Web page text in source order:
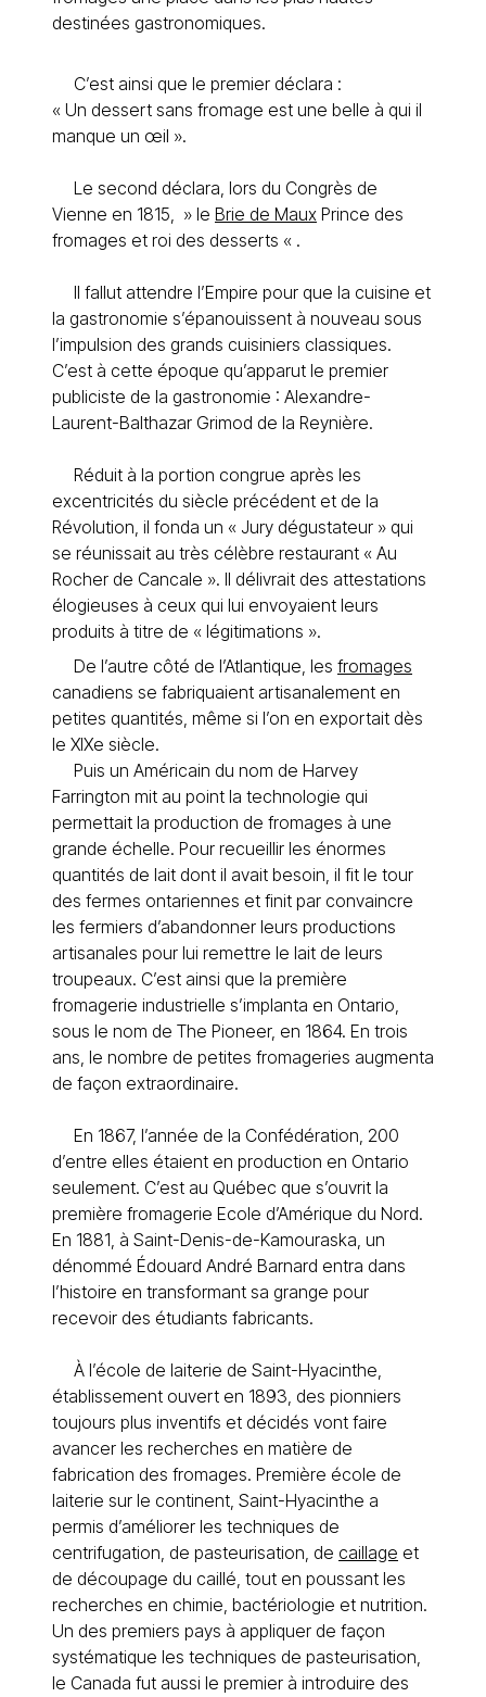
destinées gastronomiques.
C’est ainsi que le premier déclara :
« Un dessert sans fromage est une belle à qui il
manque un œil ».
Le second déclara, lors du Congrès de
Vienne en 1815, » le Brie de Maux Prince des
fromages et roi des desserts « .
Il fallut attendre l’Empire pour que la cuisine et
la gastronomie s’épanouissent à nouveau sous
l’impulsion des grands cuisiniers classiques.
C’est à cette époque qu’apparut le premier
publiciste de la gastronomie : Alexandre-
Laurent-Balthazar Grimod de la Reynière.
Réduit à la portion congrue après les
excentricités du siècle précédent et de la
Révolution, il fonda un « Jury dégustateur » qui
se réunissait au très célèbre restaurant « Au
Rocher de Cancale ». Il délivrait des attestations
élogieuses à ceux qui lui envoyaient leurs
produits à titre de « légitimations ».
De l’autre côté de l’Atlantique, les fromages
canadiens se fabriquaient artisanalement en
petites quantités, même si l’on en exportait dès
le XIXe siècle.
Puis un Américain du nom de Harvey
Farrington mit au point la technologie qui
permettait la production de fromages à une
grande échelle. Pour recueillir les énormes
quantités de lait dont il avait besoin, il fit le tour
des fermes ontariennes et finit par convaincre
les fermiers d’abandonner leurs productions
artisanales pour lui remettre le lait de leurs
troupeaux. C’est ainsi que la première
fromagerie industrielle s’implanta en Ontario,
sous le nom de The Pioneer, en 1864. En trois
ans, le nombre de petites fromageries augmenta
de façon extraordinaire.
En 1867, l’année de la Confédération, 200
d’entre elles étaient en production en Ontario
seulement. C’est au Québec que s’ouvrit la
première fromagerie Ecole d’Amérique du Nord.
En 1881, à Saint-Denis-de-Kamouraska, un
dénommé Édouard André Barnard entra dans
l’histoire en transformant sa grange pour
recevoir des étudiants fabricants.
À l’école de laiterie de Saint-Hyacinthe,
établissement ouvert en 1893, des pionniers
toujours plus inventifs et décidés vont faire
avancer les recherches en matière de
fabrication des fromages. Première école de
laiterie sur le continent, Saint-Hyacinthe a
permis d’améliorer les techniques de
centrifugation, de pasteurisation, de caillage et
de découpage du caillé, tout en poussant les
recherches en chimie, bactériologie et nutrition.
Un des premiers pays à appliquer de façon
systématique les techniques de pasteurisation,
le Canada fut aussi le premier à introduire des